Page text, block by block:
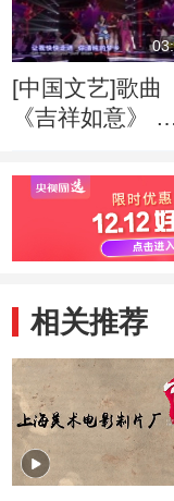
[中国文艺]歌曲
《吉祥如意》
相关推荐